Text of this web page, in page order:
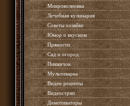
» Микроволновка
» Лечебная кулинария
» Советы хозяйке
» Юмор о вкусном
» Пряности
» Сад и огород
» Пикничок
» Мультиварка
» Видео рецепты
» Видеостряп
» Демотиваторы